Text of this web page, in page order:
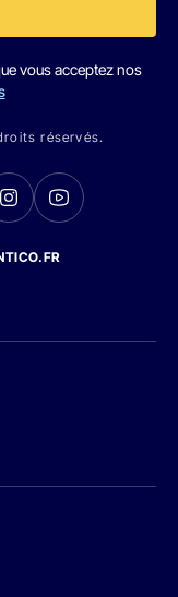
vous acceptez nos
réservés.